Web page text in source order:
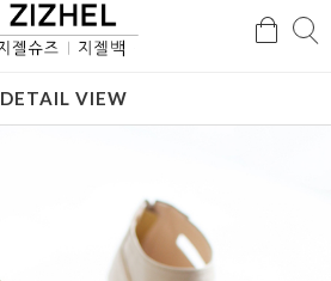
검
DETAIL VIEW